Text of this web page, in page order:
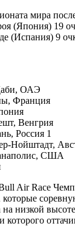
мира
(Япония) 19
(Испания) 9
ОАЭ
Франция
Венгрия
Россия 1
Нойштадт,
США
Air Race
на низкой
которого